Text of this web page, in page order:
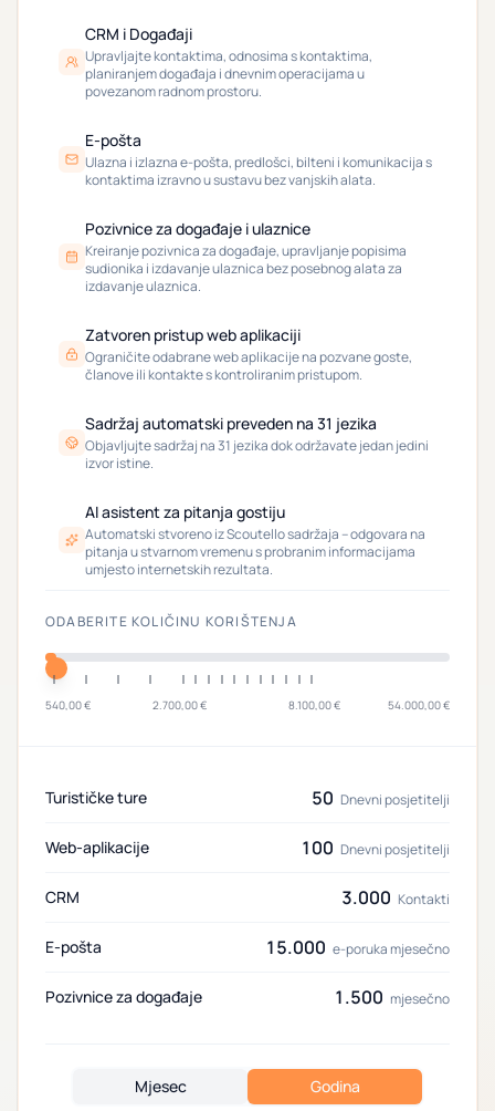
CRM i Događaji
Upravljajte kontaktima, odnosima s kontaktima,
planiranjem događaja i dnevnim operacijama u
povezanom radnom prostoru.
E-pošta
Ulazna i izlazna e-pošta, predlošci, bilteni i komunikacija s
kontaktima izravno u sustavu bez vanjskih alata.
Pozivnice za događaje i ulaznice
Kreiranje pozivnica za događaje, upravljanje popisima
sudionika i izdavanje ulaznica bez posebnog alata za
izdavanje ulaznica.
Zatvoren pristup web aplikaciji
Ograničite odabrane web aplikacije na pozvane goste,
članove ili kontakte s kontroliranim pristupom.
Sadržaj automatski preveden na 31 jezika
Objavljujte sadržaj na 31 jezika dok održavate jedan jedini
izvor istine.
AI asistent za pitanja gostiju
Automatski stvoreno iz Scoutello sadržaja – odgovara na
pitanja u stvarnom vremenu s probranim informacijama
umjesto internetskih rezultata.
ODABERITE KOLIČINU KORIŠTENJA
540,00 € 2.700,00 € 8.100,00 € 54.000,00 €
Turističke ture 50 Dnevni posjetitelji
Web-aplikacije 100 Dnevni posjetitelji
CRM 3.000 Kontakti
E-pošta 15.000 e-poruka mjesečno
Pozivnice za događaje 1.500 mjesečno
Mjesec Godina